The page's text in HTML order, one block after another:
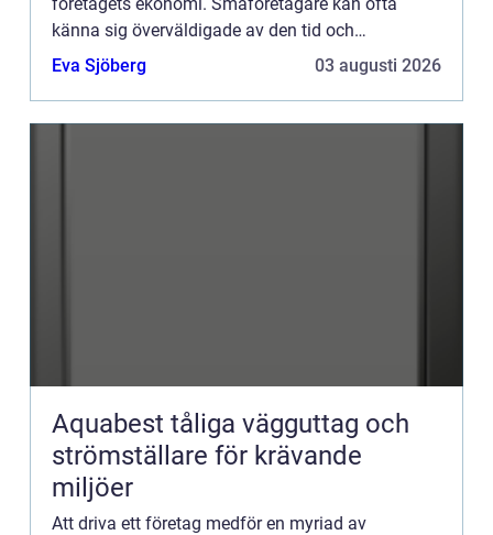
känna sig överväldigade av den tid och
kompetens som krävs för ...
Eva Sjöberg 03 augusti 2026
Aquabest tåliga vägguttag och
strömställare för krävande
miljöer
Att driva ett företag medför en myriad av